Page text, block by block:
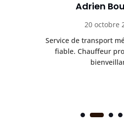
Adrien
20 octobre
Service de transport
fiable. Chauffeur